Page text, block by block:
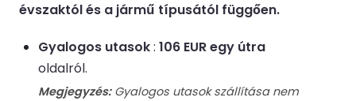
évszaktól és a jármű típusától függően.
Gyalogos utasok: 106 EUR egy útra
oldalról.
Megjegyzés:Gyalogos utasok szállítása nem